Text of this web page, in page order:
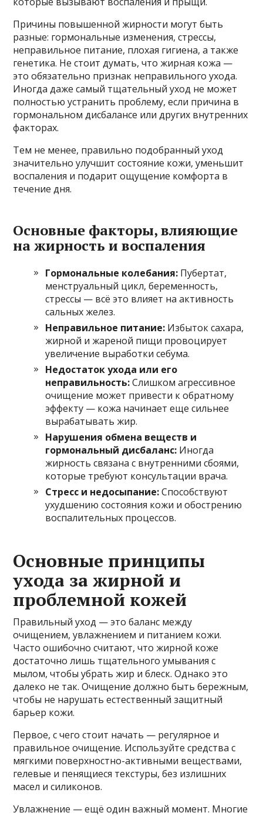
Причины повышенной жирности могут быть
разные: гормональные изменения, стрессы,
неправильное питание, плохая гигиена, а также
генетика. Не стоит думать, что жирная кожа —
это обязательно признак неправильного ухода.
Иногда даже самый тщательный уход не может
полностью устранить проблему, если причина в
гормональном дисбалансе или других внутренних
факторах.
Тем не менее, правильно подобранный уход
значительно улучшит состояние кожи, уменьшит
воспаления и подарит ощущение комфорта в
течение дня.
Основные факторы, влияющие
на жирность и воспаления
Гормональные колебания: Пубертат,
менструальный цикл, беременность,
стрессы — всё это влияет на активность
сальных желез.
Неправильное питание: Избыток сахара,
жирной и жареной пищи провоцирует
увеличение выработки себума.
Недостаток ухода или его
неправильность:Слишком агрессивное
очищение может привести к обратному
эффекту — кожа начинает еще сильнее
вырабатывать жир.
Нарушения обмена веществ и
гормональный дисбаланс: Иногда
жирность связана с внутренними сбоями,
которые требуют консультации врача.
Стресс и недосыпание:Способствуют
ухудшению состояния кожи и обострению
воспалительных процессов.
Основные принципы
ухода за жирной и
проблемной кожей
Правильный уход — это баланс между
очищением, увлажнением и питанием кожи.
Часто ошибочно считают, что жирной коже
достаточно лишь тщательного умывания с
мылом, чтобы убрать жир и блеск. Однако это
далеко не так. Очищение должно быть бережным,
чтобы не нарушать естественный защитный
барьер кожи.
Первое, с чего стоит начать — регулярное и
правильное очищение. Используйте средства с
мягкими поверхностно-активными веществами,
гелевые и пенящиеся текстуры, без излишних
масел и силиконов.
Увлажнение — ещё один важный момент. Многие